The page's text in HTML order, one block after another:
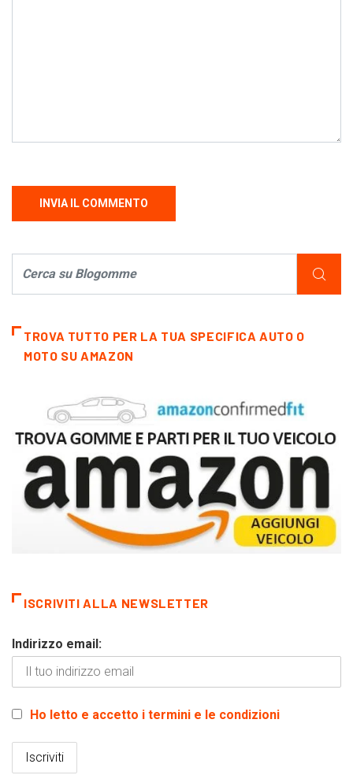
TROVA TUTTO PER LA TUA SPECIFICA AUTO O
MOTO SU AMAZON
ISCRIVITI ALLA NEWSLETTER
Indirizzo email:
Ho letto e accetto i termini e le condizioni